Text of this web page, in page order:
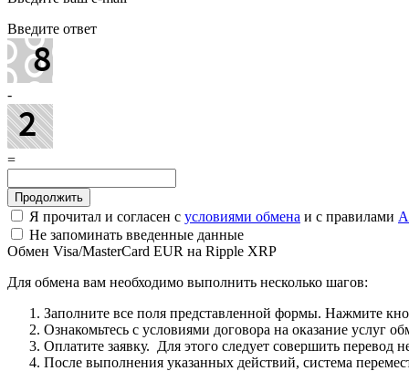
Введите ответ
-
=
Я прочитал и согласен с условиями обмена и с правилами
Не запоминать введенные данные
Обмен Visa/MasterCard EUR на Ripple XRP
Для обмена вам необходимо выполнить несколько шагов:
Заполните все поля представленной формы. Нажмите
Ознакомьтесь с условиями договора на оказание услуг
Оплатите заявку. Для этого следует совершить
После выполнения указанных действий, система